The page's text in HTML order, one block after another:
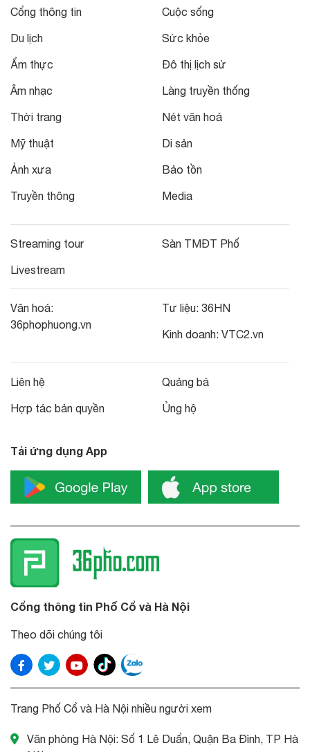
Cổng thông tin
Du lịch
Ẩm thực
Âm nhạc
Thời trang
Mỹ thuật
Ảnh xưa
Truyền thông
Cuộc sống
Sức khỏe
Đô thị lịch sử
Làng truyền thống
Nét văn hoá
Di sản
Bảo tồn
Media
Streaming tour
Livestream
Sàn TMĐT Phố
Văn hoá:
36phophuong.vn
Tư liệu: 36HN
Kinh doanh: VTC2.vn
Liên hệ
Hợp tác bản quyền
Quảng bá
Ủng hộ
Tải ứng dụng App
Cổng thông tin Phố Cổ và Hà Nội
Theo dõi chúng tôi
Trang Phố Cổ và Hà Nội nhiều người xem
Văn phòng Hà Nội: Số 1 Lê Duẩn, Quận Ba Đình, TP Hà